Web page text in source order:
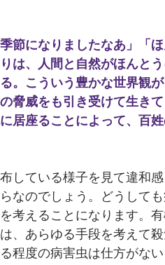
節になりましたなあ」「
は、人間と自然がほんと
。こういう豊かな世界観
脅威をも引き受けて生き
居座ることによって、百
している様子を見て違和
なのでしょう。どうして
考えることになります。
、あらゆる手段を考えて
程度の病害虫は仕方がな